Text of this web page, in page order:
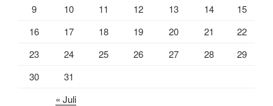
9
10 11 12 13 14
15
16
17 18 19 20 21
22
23
24 25 26 27 28
29
30
31
« Juli